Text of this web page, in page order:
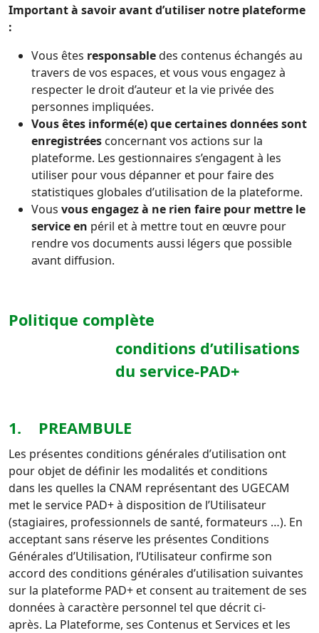
Important à savoir avant d’utiliser notre plateforme
:
Vous êtes responsabledes contenus échangés au
travers de vos espaces, et vous vous engagez à
respecter le droit d’auteur et la vie privée des
personnes impliquées.
Vous êtes informé(e) que certaines données sont
enregistrées concernant vos actions sur la
plateforme. Les gestionnaires s’engagent à les
utiliser pour vous dépanner et pour faire des
statistiques globales d’utilisation de la plateforme.
Vous vous engagez à ne rien faire pour mettre le
service en péril et à mettre tout en œuvre pour
rendre vos documents aussi légers que possible
avant diffusion.
Politique complète
conditions d’utilisations
du service-PAD+
1. PREAMBULE
Les présentes conditions générales d’utilisation ont
pour objet de définir les modalités et conditions
dans les quelles la CNAM représentant des UGECAM
met le service PAD+ à disposition de l’Utilisateur
(stagiaires, professionnels de santé, formateurs …). En
acceptant sans réserve les présentes Conditions
Générales d’Utilisation, l’Utilisateur confirme son
accord des conditions générales d’utilisation suivantes
sur la plateforme PAD+ et consent au traitement de ses
données à caractère personnel tel que décrit ci-
après. La Plateforme, ses Contenus et Services et les